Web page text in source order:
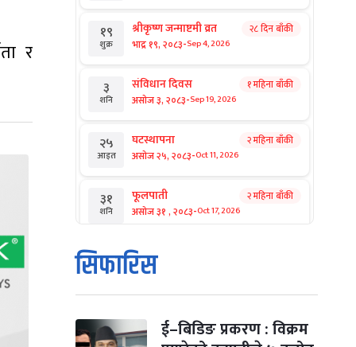
र
१९
शुक्र
श्रीकृष्ण जन्माष्टमी व्रत
भाद्र १९, २०८३-Sep 4, 2026
२८ दिन बाँकी
३
शनि
संविधान दिवस
असोज ३, २०८३-Sep 19, 2026
१ महिना बाँकी
२५
आइत
घटस्थापना
असोज २५, २०८३-Oct 11, 2026
२ महिना बाँकी
३१
शनि
फूलपाती
असोज ३१ , २०८३-Oct 17, 2026
२ महिना बाँकी
१
आइत
कार्तिक सङ्क्रान्ति
कार्तिक १, २०८३
मंगल कार्तिक ३, २०८३-Oct 20, 2026
सिफारिस
ई–बिडिङ प्रकरण : विक्रम